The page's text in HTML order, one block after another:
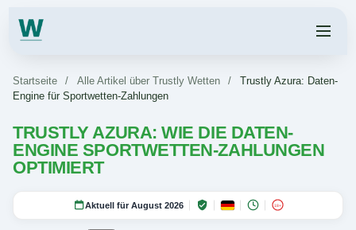
Startseite / Alle Artikel über Trustly Wetten /
Trustly Azura: Daten-
Engine für Sportwetten-Zahlungen
TRUSTLY AZURA: WIE DIE DATEN-
ENGINE SPORTWETTEN-ZAHLUNGEN
OPTIMIERT
Aktuell für August 2026 18+